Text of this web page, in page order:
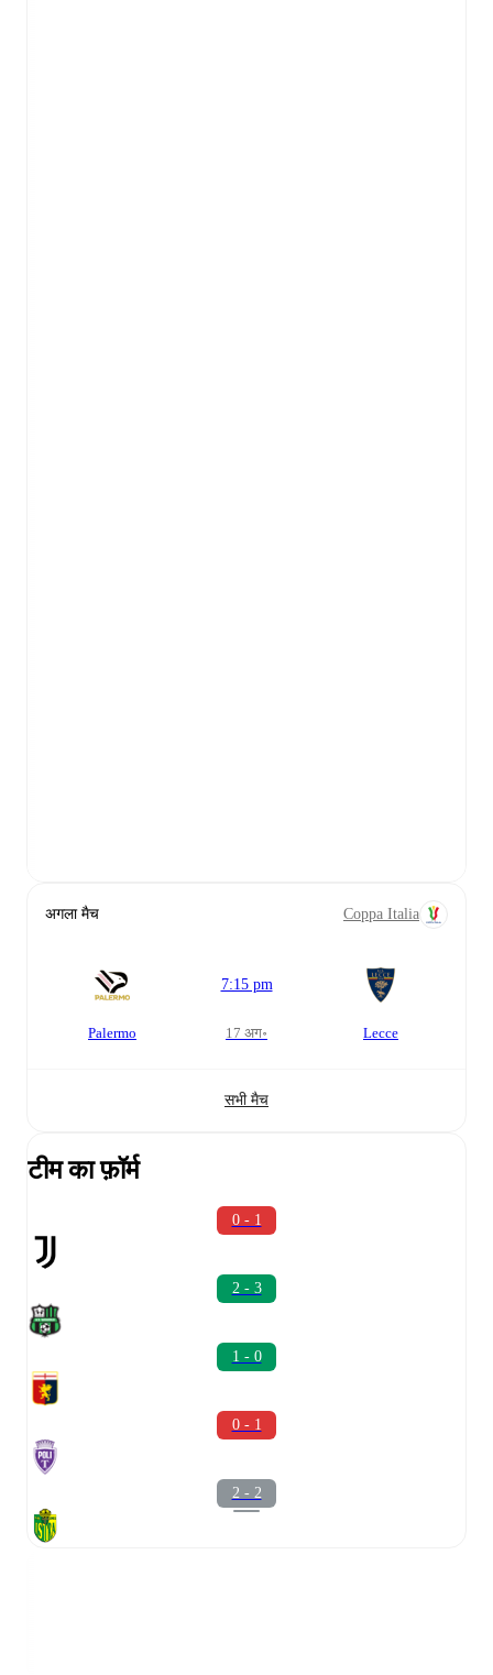
अगला मैच Coppa Italia
Palermo
7:15 pm
17 अग॰ Lecce
सभी मैच
टीम का फ़ॉर्म
0 - 1
2 - 3
1 - 0
0 - 1
2 - 2